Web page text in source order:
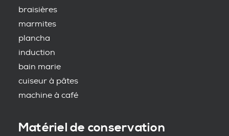
braisières
marmites
plancha
induction
bain marie
cuiseur à pâtes
machine à café
Matériel de conservation